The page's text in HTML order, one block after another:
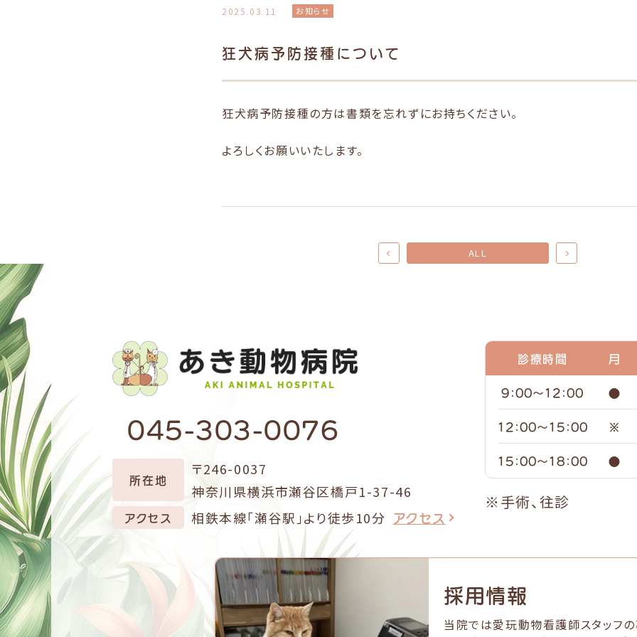
2025.03.11 お知らせ
狂犬病予防接種について
狂犬病予防接種の方は書類を忘れずにお持ちください。
よろしくお願いいたします。
ALL
045-303-0076
所在地
〒246-0037
神奈川県横浜市瀬谷区橋戸1-37-46
アクセス 相鉄本線「瀬谷駅」より徒歩10分 アクセス
診療時間
月
9：00～12：00
●
12：00～15：00
※
15：00～18：00 ●
※手術、往診
採用情報
当院では愛玩動物看護師スタッフの